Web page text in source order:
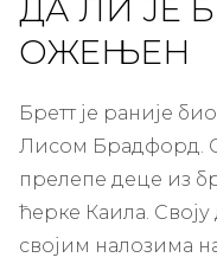
ДА ЛИ ЈЕ
ОЖЕЊЕН
Бретт је раније
Лисом Брадфорд.
прелепе деце из
ћерке Каила.
својим налозима